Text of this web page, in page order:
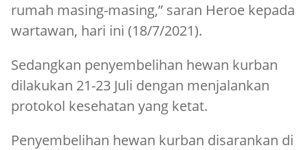
rumah masing-masing,” saran Heroe kepada
wartawan, hari ini (18/7/2021).
Sedangkan penyembelihan hewan kurban
dilakukan 21-23 Juli dengan menjalankan
protokol kesehatan yang ketat.
Penyembelihan hewan kurban disarankan di